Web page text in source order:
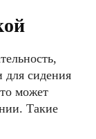
для сидения
может
Такие